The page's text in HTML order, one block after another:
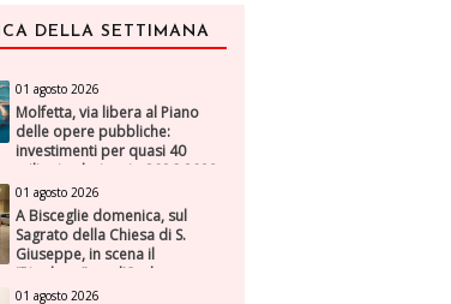
DELLA SETTIMANA
01 agosto 2026
Molfetta, via libera al Piano
delle opere pubbliche:
investimenti per quasi 40
milioni nel triennio 2026-2028
01 agosto 2026
A Bisceglie domenica, sul
Sagrato della Chiesa di S.
Giuseppe, in scena il
“Rigoletto” con l’Orchestra
Sinfonica Federiciana
01 agosto 2026